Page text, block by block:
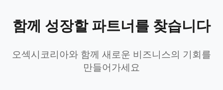
함께 성장할 파트너를 찾습니다
오섹시코리아와 함께 새로운 비즈니스의 기회를
만들어가세요